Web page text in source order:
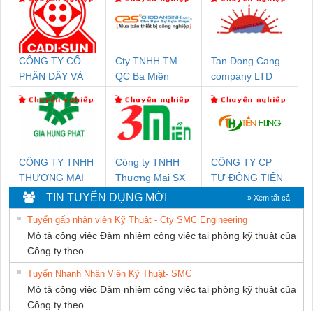
CÔNG TY CỔ
PHẦN DÂY VÀ
CÁP ĐIỆN
THƯỢNG ĐÌNH
Cty TNHH TM
QC Ba Miền
Tan Dong Cang
company LTD
CÔNG TY TNHH
THƯƠNG MẠI
DỊCH VỤ KỸ
THUẬT ĐIỆN CƠ
GIA HƯNG PHÁT
Công ty TNHH
Thương Mại SX
Ba Miền
CÔNG TY CP
TỰ ĐỘNG TIẾN
TIN TUYỂN DỤNG MỚI » Xem tất cả
Tuyển gấp nhân viên Kỹ Thuật - Cty SMC Engineering
Mô tả công việc Đảm nhiệm công việc tại phòng kỹ thuật của
Công ty theo...
Tuyển Nhanh Nhân Viên Kỹ Thuật- SMC
Mô tả công việc Đảm nhiệm công việc tại phòng kỹ thuật của
Công ty theo...